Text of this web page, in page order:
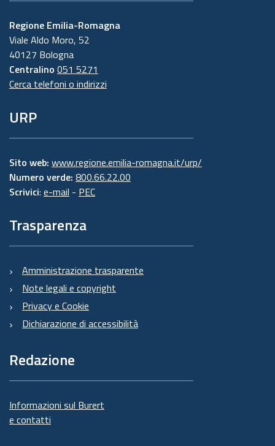
Regione Emilia-Romagna
Viale Aldo Moro, 52
40127 Bologna
Centralino 051 5271
Cerca telefoni o indirizzi
URP
Sito web: www.regione.emilia-romagna.it/urp/
Numero verde: 800.66.22.00
Scrivici: e-mail - PEC
Trasparenza
Amministrazione trasparente
Note legali e copyright
Privacy e Cookie
Dichiarazione di accessibilità
Redazione
Informazioni sul Burert
e contatti